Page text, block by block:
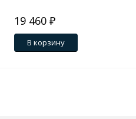
19 460 ₽
В корзину